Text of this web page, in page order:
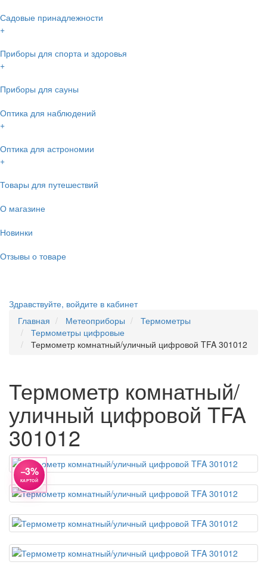
Садовые принадлежности
+
Приборы для спорта и здоровья
+
Приборы для сауны
Оптика для наблюдений
+
Оптика для астрономии
+
Товары для путешествий
О магазине
Новинки
Отзывы о товаре
Здравствуйте, войдите в кабинет
Главная
Метеоприборы
Термометры
Термометры цифровые
Термометр комнатный/уличный цифровой TFA 301012
Термометр комнатный/
уличный цифровой TFA
301012
−3%
КАРТОЙ